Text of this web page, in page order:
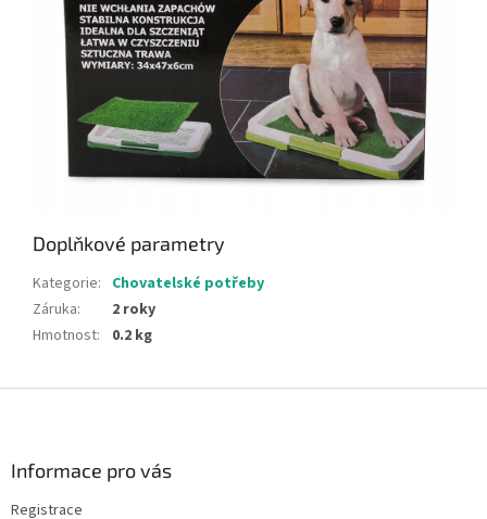
Doplňkové parametry
Kategorie: Chovatelské potřeby
Záruka:
2 roky
Hmotnost: 0.2 kg
Informace pro vás
Registrace